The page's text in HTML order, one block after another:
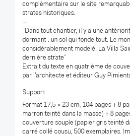
complémentaire sur le site
strates historiques.
—
“Dans tout chantier, il y a une
dormant : un sol qui fonde tout. Le
considérablement modelé. La Villa
dernière strate”
Extrait du texte en quatrième de
par l’architecte et éditeur Guy
Support
Format 17,5 × 23 cm, 104 pages + 8
marron teinté dans la masse) + 8
couverture souple (papier gris teinté
carré collé cousu, 500 exemplaires.